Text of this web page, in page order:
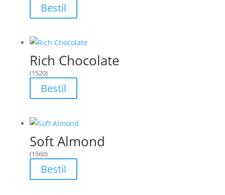
Bestil
Rich Chocolate
(1520)
Bestil
Soft Almond
(1560)
Bestil